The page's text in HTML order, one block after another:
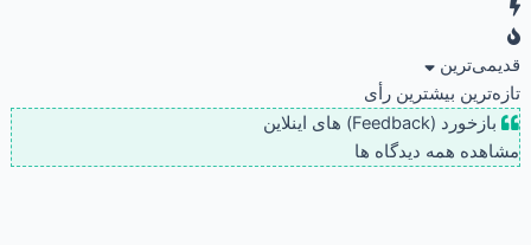
قدیمی‌ترین
تازه‌ترین بیشترین رأی
بازخورد (Feedback) های اینلاین
مشاهده همه دیدگاه ها